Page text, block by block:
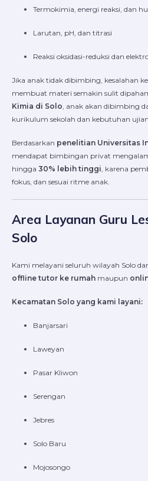
Termokimia, energi reaksi, dan
Larutan, pH, dan titrasi
Reaksi oksidasi-reduksi dan
Jika anak tidak dibimbing, kesalahan
membuat materi semakin sulit
Kimia di Solo , anak akan dibimbing
kurikulum sekolah dan kebutuhan ujian.
Berdasarkan penelitian Universitas
mendapat bimbingan privat
hingga 30% lebih tinggi , karena
fokus, dan sesuai ritme anak.
Area Layanan Guru
Solo
Kami melayani seluruh wilayah Solo
offline tutor ke rumah maupun
Kecamatan Solo yang kami layani:
Banjarsari
Laweyan
Pasar Kliwon
Serengan
Jebres
Solo Baru
Mojosongo